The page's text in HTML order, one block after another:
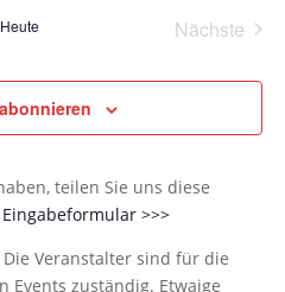
Heute
Nächste
teilen Sie uns diese
Eingabeformular >>>
Veranstalter sind für die
Events zuständig. Etwaige